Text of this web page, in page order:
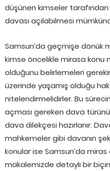
düşünen kimseler
davası açılabilmesi
Samsun’da geçmişe dönük
kimse öncelikle mirasa konu
olduğunu belirlemeleri
üzerinde yaşamış olduğu hak
nitelendirmelidirler. Bu
açması gereken dava
dava dilekçesi hazırlanır.
mahkemeler gibi davanın
konular ise Samsun’da miras
makalemizde detaylı bir